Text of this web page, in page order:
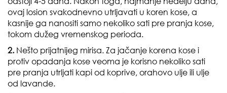
ovaj losion svakodnevno utrljavati u koren kose, a
kasnije ga nanositi samo nekoliko sati pre pranja kose,
tokom dužeg vremenskog perioda.
2. Nešto prijatnijeg mirisa. Za jačanje korena kose i
protiv opadanja kose veoma je korisno nekoliko sati
pre pranja utrljati kapi od koprive, orahovo ulje ili ulje
od lavande.